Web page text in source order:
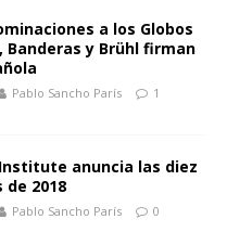
a los Globos
Banderas y Brühl firman
Pablo Sancho París 1
anuncia las diez
2018
Pablo Sancho París 0